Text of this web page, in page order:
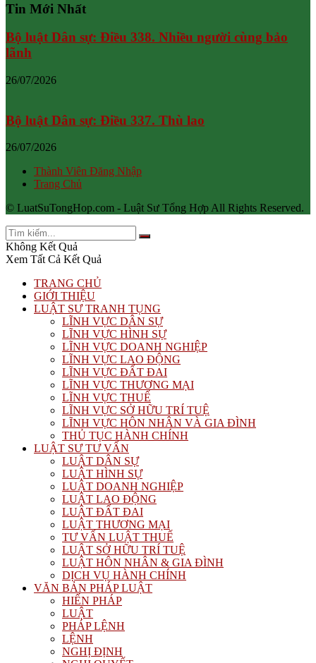
Tin Mới Nhất
Bộ luật Dân sự: Điều 338. Nhiều người cùng bảo
lãnh
26/07/2026
Bộ luật Dân sự: Điều 337. Thù lao
26/07/2026
Thành Viên Đăng Nhập
Trang Chủ
© LuatSuTongHop.com - Luật Sư Tổng Hợp All Rights Reserved.
Không Kết Quả
Xem Tất Cả Kết Quả
TRANG CHỦ
GIỚI THIỆU
LUẬT SƯ TRANH TỤNG
LĨNH VỰC DÂN SỰ
LĨNH VỰC HÌNH SỰ
LĨNH VỰC DOANH NGHIỆP
LĨNH VỰC LAO ĐỘNG
LĨNH VỰC ĐẤT ĐAI
LĨNH VỰC THƯƠNG MẠI
LĨNH VỰC THUẾ
LĨNH VỰC SỞ HỮU TRÍ TUỆ
LĨNH VỰC HÔN NHÂN VÀ GIA ĐÌNH
THỦ TỤC HÀNH CHÍNH
LUẬT SƯ TƯ VẤN
LUẬT DÂN SỰ
LUẬT HÌNH SỰ
LUẬT DOANH NGHIỆP
LUẬT LAO ĐỘNG
LUẬT ĐẤT ĐAI
LUẬT THƯƠNG MẠI
TƯ VẤN LUẬT THUẾ
LUẬT SỞ HỮU TRÍ TUỆ
LUẬT HÔN NHÂN & GIA ĐÌNH
DỊCH VỤ HÀNH CHÍNH
VĂN BẢN PHÁP LUẬT
HIẾN PHÁP
LUẬT
PHÁP LỆNH
LỆNH
NGHỊ ĐỊNH